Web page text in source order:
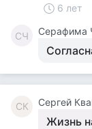
6 лет
СЧ Серафима
СК Сергей
Жизнь